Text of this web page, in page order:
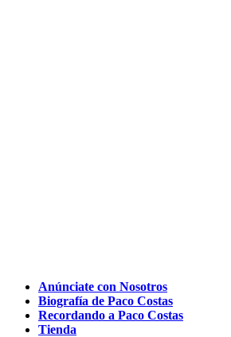
Anúnciate con Nosotros
Biografía de Paco Costas
Recordando a Paco Costas
Tienda